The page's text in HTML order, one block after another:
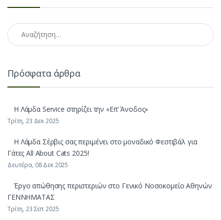
Αναζήτηση για:
Πρόσφατα άρθρα
H Λάμδα Service στηρίζει την «Επ’ Άνοδος»
Τρίτη, 23 Δεκ 2025
Η Λάμδα Σέρβις σας περιμένει στο μοναδικό Φεστιβάλ για
Γάτες All About Cats 2025!
Δευτέρα, 08 Δεκ 2025
Έργο απώθησης περιστεριών στο Γενικό Νοσοκομείο Αθηνών
ΓΕΝΝΗΜΑΤΑΣ
Τρίτη, 23 Σεπ 2025